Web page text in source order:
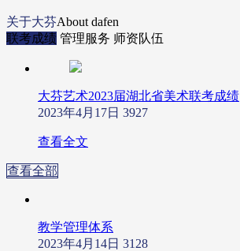
关于大芬About dafen
联考成绩 管理服务 师资队伍
大芬艺术2023届湖北省美术联考成绩
2023年4月17日 3927
查看全文
查看全部
教学管理体系
2023年4月14日 3128